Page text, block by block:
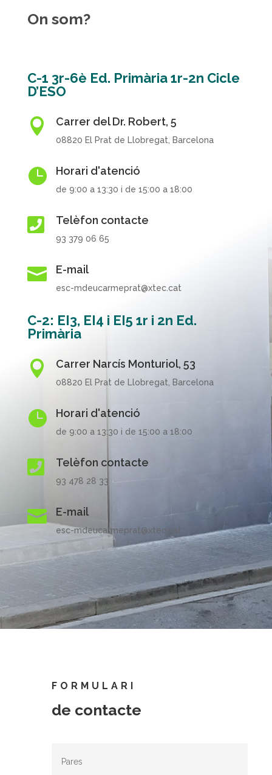
On som?
C-1 3r-6è Ed. Primària 1r-2n Cicle
D’ESO
 Carrer del Dr. Robert, 5
08820 El Prat de Llobregat, Barcelona
 Horari d'atenció
de 9:00 a 13:30 i de 15:00 a 18:00
 Telèfon contacte
93 379 06 65
 E-mail
esc-mdeucarmeprat@xtec.cat
C-2: EI3, EI4 i EI5 1r i 2n Ed.
Primària
 Carrer Narcís Monturiol, 53
08820 El Prat de Llobregat, Barcelona
 Horari d'atenció
de 9:00 a 13:30 i de 15:00 a 18:00
 Telèfon contacte
93 478 28 33
 E-mail
esc-mdeucarmeprat@xtec.cat
FORMULARI
de contacte